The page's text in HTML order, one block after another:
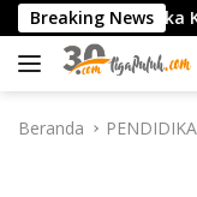
Langsung
ke
konten
Breaking News
Kelas 1
Beranda